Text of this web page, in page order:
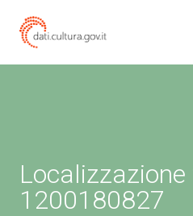
1200180827